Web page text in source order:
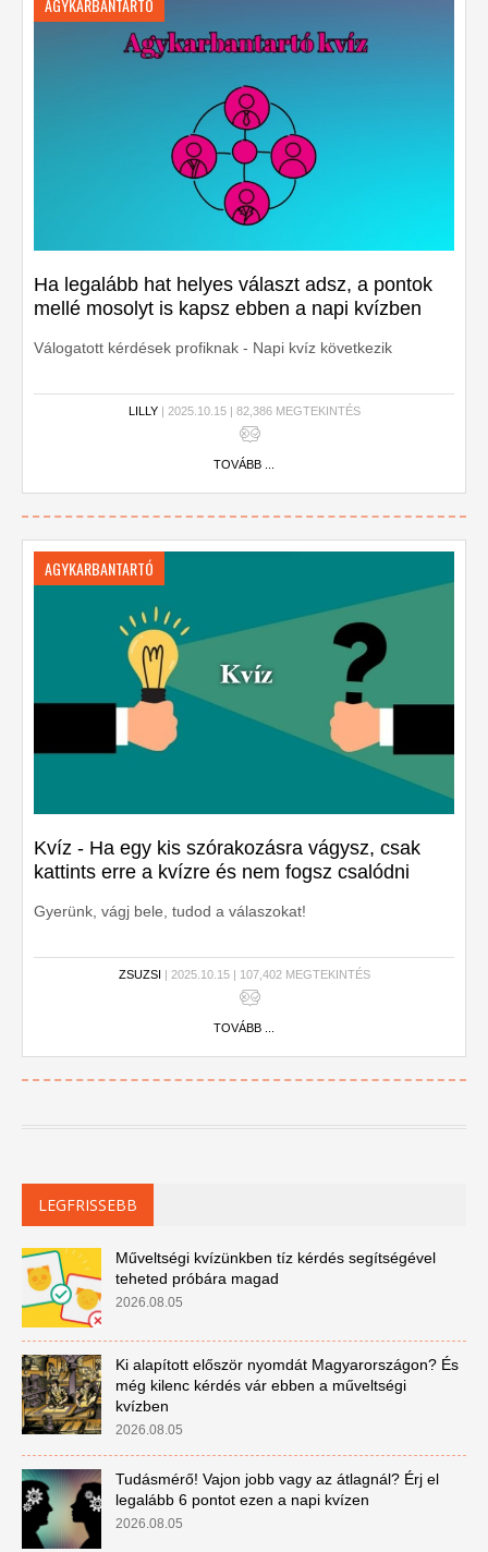
AGYKARBANTARTÓ
Ha legalább hat helyes választ adsz, a pontok
mellé mosolyt is kapsz ebben a napi kvízben
Válogatott kérdések profiknak - Napi kvíz következik
LILLY| 2025.10.15 | 82,386 MEGTEKINTÉS
TOVÁBB ...
AGYKARBANTARTÓ
Kvíz - Ha egy kis szórakozásra vágysz, csak
kattints erre a kvízre és nem fogsz csalódni
Gyerünk, vágj bele, tudod a válaszokat!
ZSUZSI | 2025.10.15 | 107,402 MEGTEKINTÉS
TOVÁBB ...
LEGFRISSEBB
Műveltségi kvízünkben tíz kérdés segítségével
teheted próbára magad
2026.08.05
Ki alapított először nyomdát Magyarországon? És
még kilenc kérdés vár ebben a műveltségi
kvízben
2026.08.05
Tudásmérő! Vajon jobb vagy az átlagnál? Érj el
legalább 6 pontot ezen a napi kvízen
2026.08.05